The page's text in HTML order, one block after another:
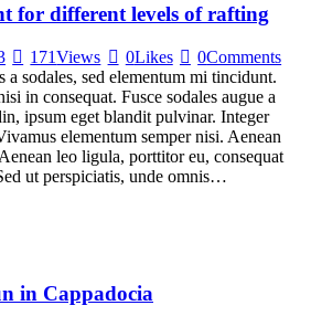
for different levels of rafting
171Views 0Likes 0Comments
a sodales, sed elementum mi tincidunt.
in consequat. Fusce sodales augue a
ipsum eget blandit pulvinar. Integer
elementum semper nisi. Aenean
leo ligula, porttitor eu, consequat
ut perspiciatis, unde omnis…
in Cappadocia